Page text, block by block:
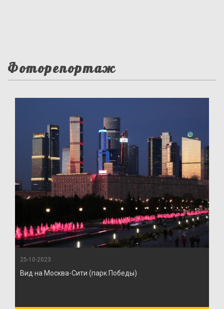
Фоторепортаж
25-10-2023
Вид на Москва-Сити (парк Победы)